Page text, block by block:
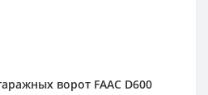
ворот FAAC D600